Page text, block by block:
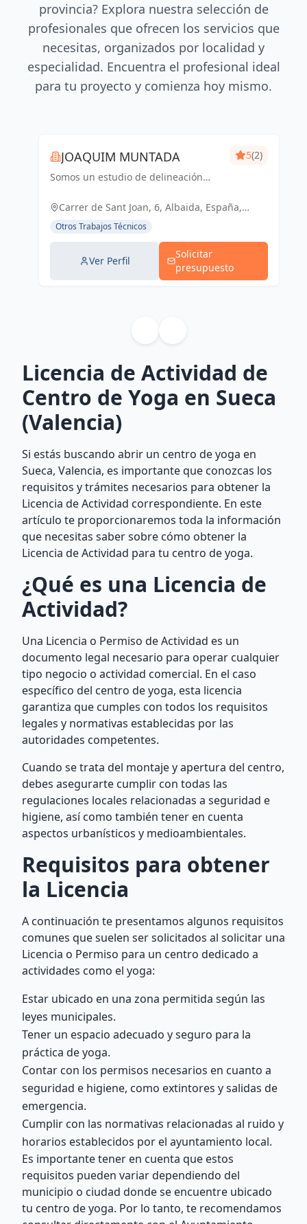
provincia? Explora nuestra selección de
profesionales que ofrecen los servicios que
necesitas, organizados por localidad y
especialidad. Encuentra el profesional ideal
para tu proyecto y comienza hoy mismo.
JOAQUIM MUNTADA
Somos un estudio de delineación
básicos, de ejecución, licencias de
industrial, diseño 3D de p...
5(2)
Carrer de Sant Joan, 6, Albaida, España,
España
Otros Trabajos Técnicos
Ver Perfil
Solicitar
presupuesto
Licencia de Actividad de
Centro de Yoga en Sueca
(Valencia)
Si estás buscando abrir un centro de yoga en
Sueca, Valencia, es importante que conozcas los
requisitos y trámites necesarios para obtener la
Licencia de Actividad correspondiente. En este
artículo te proporcionaremos toda la información
que necesitas saber sobre cómo obtener la
Licencia de Actividad para tu centro de yoga.
¿Qué es una Licencia de
Actividad?
Una Licencia o Permiso de Actividad es un
documento legal necesario para operar cualquier
tipo negocio o actividad comercial. En el caso
específico del centro de yoga, esta licencia
garantiza que cumples con todos los requisitos
legales y normativas establecidas por las
autoridades competentes.
Cuando se trata del montaje y apertura del centro,
debes asegurarte cumplir con todas las
regulaciones locales relacionadas a seguridad e
higiene, así como también tener en cuenta
aspectos urbanísticos y medioambientales.
Requisitos para obtener
la Licencia
A continuación te presentamos algunos requisitos
comunes que suelen ser solicitados al solicitar una
Licencia o Permiso para un centro dedicado a
actividades como el yoga:
Estar ubicado en una zona permitida según las
leyes municipales.
Tener un espacio adecuado y seguro para la
práctica de yoga.
Contar con los permisos necesarios en cuanto a
seguridad e higiene, como extintores y salidas de
emergencia.
Cumplir con las normativas relacionadas al ruido y
horarios establecidos por el ayuntamiento local.
Es importante tener en cuenta que estos
requisitos pueden variar dependiendo del
municipio o ciudad donde se encuentre ubicado
tu centro de yoga. Por lo tanto, te recomendamos